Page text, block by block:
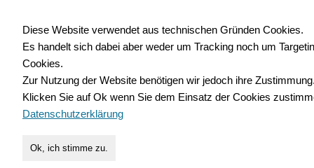
für Handwerk,
Diese Website verwendet aus technischen Gründen Cookies.
Es handelt sich dabei aber weder um Tracking noch um
Cookies.
Zur Nutzung der Website benötigen wir jedoch ihre
Klicken Sie auf Ok wenn Sie dem Einsatz der Cookies
Datenschutzerklärung
Ok, ich stimme zu.